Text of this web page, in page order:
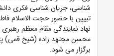
شناسی، جریان شناسی فکری
تبیین با حضور حجت الاسلام
نهاد نمایندگی مقام معظم
محسن مجتهد زاده (شیخ قمی)
برگزار می شود.